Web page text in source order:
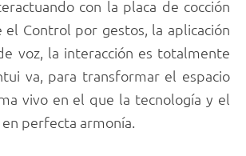
con la placa de cocción
el Control por gestos, la aplicación
voz, la interacción es totalmente
va, para transformar el espacio
vivo en el que la tecnología y el
perfecta armonía.